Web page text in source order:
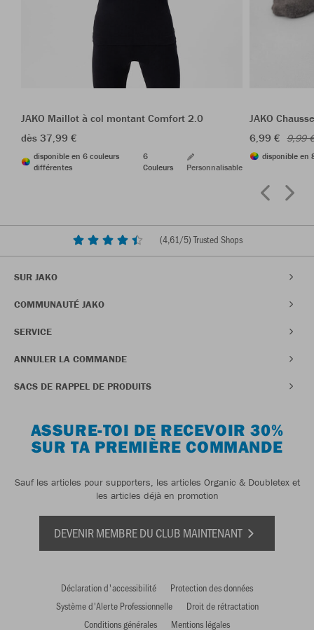
JAKO Maillot à col montant Comfort 2.0
dès 37,99 €
disponible en 6 couleurs
différentes
6
Couleurs
Personnalisable
JAKO
6,99 € 9,99
disponible en
(4,61/5) Trusted Shops
SUR JAKO
COMMUNAUTÉ JAKO
SERVICE
ANNULER LA COMMANDE
SACS DE RAPPEL DE PRODUITS
ASSURE-TOI DE RECEVOIR 30%
SUR TA PREMIÈRE COMMANDE
Sauf les articles pour supporters, les articles Organic & Doubletex et
les articles déjà en promotion
DEVENIR MEMBRE DU CLUB MAINTENANT
Déclaration d'accessibilité
Protection des données
Système d'Alerte Professionnelle
Droit de rétractation
Conditions générales
Mentions légales